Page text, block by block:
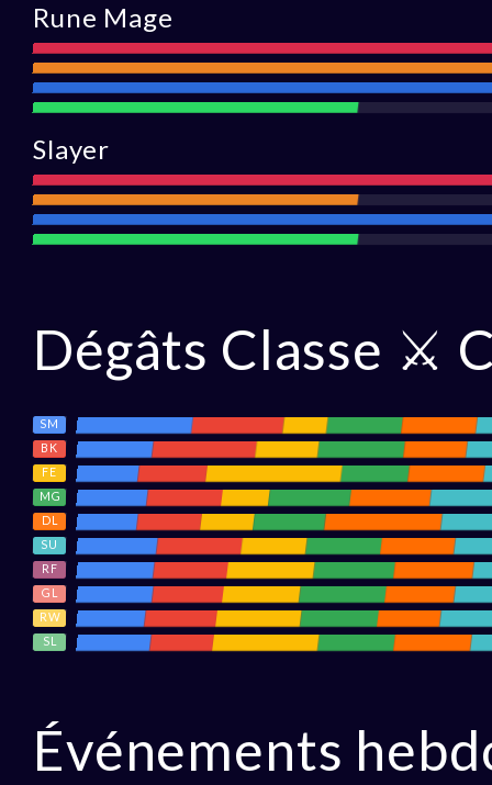
Rune Mage
Attaque
Portée
Défense
Assistance
Slayer
Attaque
Portée
Défense
Assistance
Dégâts Classe ⚔
SM
BK
FE
MG
DL
SU
RF
GL
RW
SL
Événements